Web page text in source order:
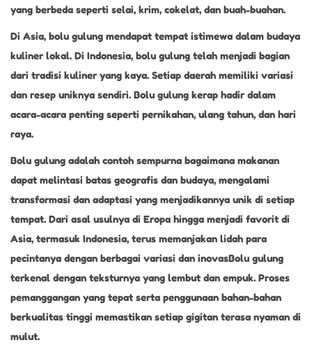
yang berbeda seperti selai, krim, cokelat, dan buah-buahan.
Di Asia, bolu gulung mendapat tempat istimewa dalam budaya
kuliner lokal. Di Indonesia, bolu gulung telah menjadi bagian
dari tradisi kuliner yang kaya. Setiap daerah memiliki variasi
dan resep uniknya sendiri. Bolu gulung kerap hadir dalam
acara-acara penting seperti pernikahan, ulang tahun, dan hari
raya.
Bolu gulung adalah contoh sempurna bagaimana makanan
dapat melintasi batas geografis dan budaya, mengalami
transformasi dan adaptasi yang menjadikannya unik di setiap
tempat. Dari asal usulnya di Eropa hingga menjadi favorit di
Asia, termasuk Indonesia, terus memanjakan lidah para
pecintanya dengan berbagai variasi dan inovasBolu gulung
terkenal dengan teksturnya yang lembut dan empuk. Proses
pemanggangan yang tepat serta penggunaan bahan-bahan
berkualitas tinggi memastikan setiap gigitan terasa nyaman di
mulut.